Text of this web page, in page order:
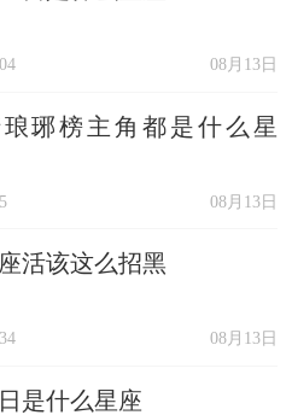
08月13日
琊榜主角都是什么星
08月13日
活该这么招黑
08月13日
是什么星座